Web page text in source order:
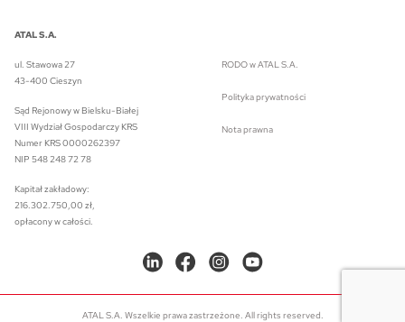
ATAL S.A.
ul. Stawowa 27
43-400 Cieszyn
Sąd Rejonowy w Bielsku-Białej
VIII Wydział Gospodarczy KRS
Numer KRS 0000262397
NIP 548 248 72 78
Kapitał zakładowy:
216.302.750,00 zł,
opłacony w całości.
RODO w ATAL S.A.
Polityka prywatności
Nota prawna
ATAL S.A. Wszelkie prawa zastrzeżone. All rights reserved.